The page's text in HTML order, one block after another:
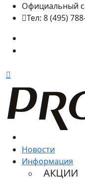
Официальный
Тел: 8 (495)
Новости
Информация
АКЦИИ